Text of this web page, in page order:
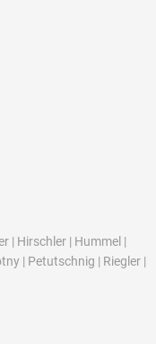
| Hirschler | Hummel |
| Petutschnig | Riegler |